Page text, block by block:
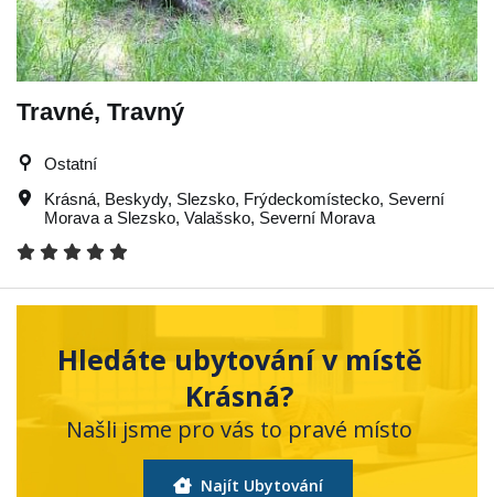
Travné, Travný
Ostatní
Krásná, Beskydy, Slezsko, Frýdeckomístecko, Severní
Morava a Slezsko, Valašsko, Severní Morava
Hledáte ubytování v místě
Krásná?
Našli jsme pro vás to pravé místo
Najít Ubytování